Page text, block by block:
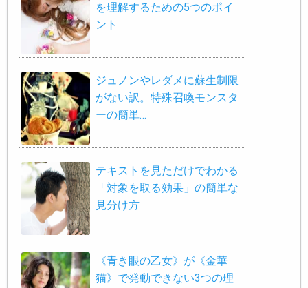
を理解するための5つのポイ
ント
ジュノンやレダメに蘇生制限
がない訳。特殊召喚モンスタ
ーの簡単…
テキストを見ただけでわかる
「対象を取る効果」の簡単な
見分け方
《青き眼の乙女》が《金華
猫》で発動できない3つの理